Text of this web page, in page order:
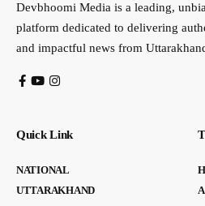
Devbhoomi Media is a leading,
platform dedicated to delivering
and impactful news from
Quick Link
NATIONAL
UTTARAKHAND